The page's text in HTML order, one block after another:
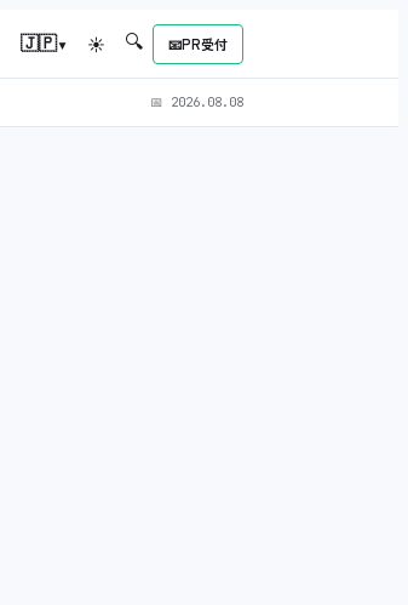
🇯🇵▾ ☀ 🔍 📧PR受付
📅 2026.08.08